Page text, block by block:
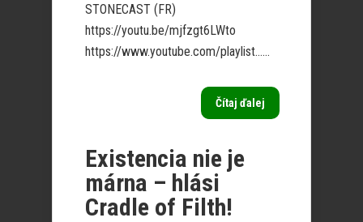
STONECAST (FR)
https://youtu.be/mjfzgt6LWto
https://www.youtube.com/playlist…...
Čítaj ďalej
Existencia nie je
márna – hlási
Cradle of Filth!